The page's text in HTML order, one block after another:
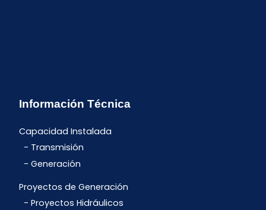
Información Técnica
Capacidad Instalada
Transmisión
Generación
Proyectos de Generación
Proyectos Hidráulicos